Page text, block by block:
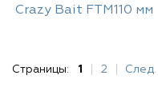
Crazy Bait FTM110 мм
Страницы: 1 2 След.